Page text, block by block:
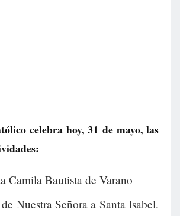
celebra hoy, 31 de mayo, las
Camila Bautista de Varano
Nuestra Señora a Santa Isabel.